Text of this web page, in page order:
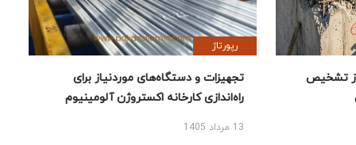
تشخیص
رپورتاژ
تجهیزات و دستگاه‌های موردنیاز برای
راه‌اندازی کارخانه اکستروژن آلومینیوم
13 مرداد 1405